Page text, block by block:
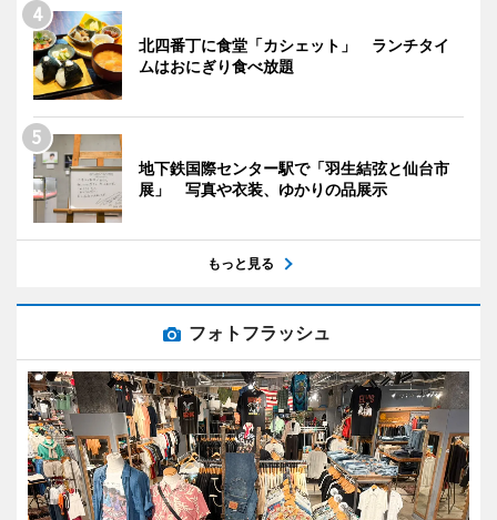
北四番丁に食堂「カシェット」 ランチタイ
ムはおにぎり食べ放題
地下鉄国際センター駅で「羽生結弦と仙台市
展」 写真や衣装、ゆかりの品展示
もっと見る
フォトフラッシュ